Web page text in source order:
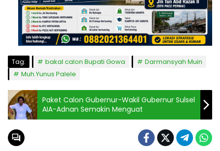
Tag: bakal calon Bupati Gowa
Darmansyah Muin
Muh.Yunus Palele
Paket Calon Gubernur-Wakil Gubernur Sulsel
AIA-Adnan Semakin Menguat